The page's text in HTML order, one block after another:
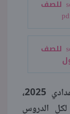
كتاب المعاصر science للصف
كتاب المعاصر science للصف
وتضمن ملحق المعاصر ساينس 2 إعدادي 2025،
لكل الدروس